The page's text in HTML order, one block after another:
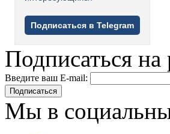
Подписаться в Telegram
Подписаться на
Введите ваш E-mail:
Подписаться
Мы в